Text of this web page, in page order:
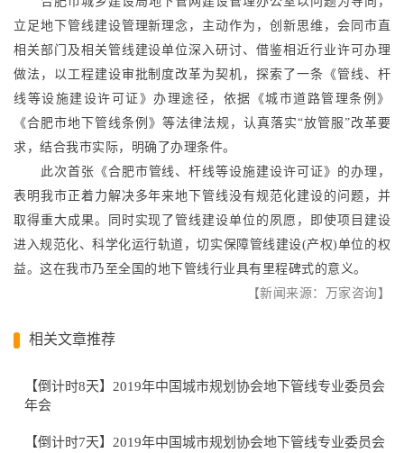
立足地下管线建设管理新理念，主动作为，创新思维，会同市直
相关部门及相关管线建设单位深入研讨、借鉴相近行业许可办理
做法，以工程建设审批制度改革为契机，探索了一条《管线、杆
线等设施建设许可证》办理途径，依据《城市道路管理条例》
《合肥市地下管线条例》等法律法规，认真落实“放管服”改革要
求，结合我市实际，明确了办理条件。
此次首张《合肥市管线、杆线等设施建设许可证》的办理，
表明我市正着力解决多年来地下管线没有规范化建设的问题，并
取得重大成果。同时实现了管线建设单位的夙愿，即使项目建设
进入规范化、科学化运行轨道，切实保障管线建设(产权)单位的权
益。这在我市乃至全国的地下管线行业具有里程碑式的意义。
【新闻来源：万家咨询】
相关文章推荐
【倒计时8天】2019年中国城市规划协会地下管线专业委员会
年会
【倒计时7天】2019年中国城市规划协会地下管线专业委员会